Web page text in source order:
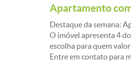
Apartamento
Destaque da semana:
O imóvel apresenta 4
escolha para quem
Entre em contato para